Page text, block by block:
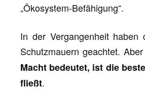
„Ökosystem-Befähigung“.
In der Vergangenheit
Schutzmauern geachtet. Aber
Macht bedeutet, ist die
fließt.